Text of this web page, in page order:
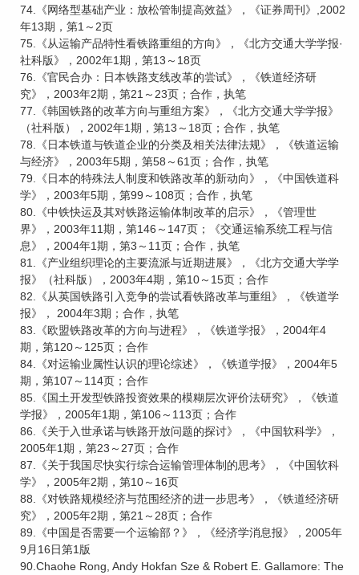
74.《网络型基础产业：放松管制提高效益》，《证券周刊》,2002
年13期，第1～2页
75.《从运输产品特性看铁路重组的方向》，《北方交通大学学报·
社科版》，2002年1期，第13～18页
76.《官民合办：日本铁路支线改革的尝试》，《铁道经济研
究》，2003年2期，第21～23页；合作，执笔
77.《韩国铁路的改革方向与重组方案》，《北方交通大学学报》
（社科版），2002年1期，第13～18页；合作，执笔
78.《日本铁道与铁道企业的分类及相关法律法规》，《铁道运输
与经济》，2003年5期，第58～61页；合作，执笔
79.《日本的特殊法人制度和铁路改革的新动向》，《中国铁道科
学》，2003年5期，第99～108页；合作，执笔
80.《中铁快运及其对铁路运输体制改革的启示》，《管理世
界》，2003年11期，第146～147页；《交通运输系统工程与信
息》，2004年1期，第3～11页；合作，执笔
81.《产业组织理论的主要流派与近期进展》，《北方交通大学学
报》（社科版），2003年4期，第10～15页；合作
82.《从英国铁路引入竞争的尝试看铁路改革与重组》，《铁道学
报》， 2004年3期；合作，执笔
83.《欧盟铁路改革的方向与进程》，《铁道学报》，2004年4
期，第120～125页；合作
84.《对运输业属性认识的理论综述》，《铁道学报》，2004年5
期，第107～114页；合作
85.《国土开发型铁路投资效果的模糊层次评价法研究》，《铁道
学报》，2005年1期，第106～113页；合作
86.《关于入世承诺与铁路开放问题的探讨》，《中国软科学》，
2005年1期，第23～27页；合作
87.《关于我国尽快实行综合运输管理体制的思考》，《中国软科
学》，2005年2期，第10～16页
88.《对铁路规模经济与范围经济的进一步思考》，《铁道经济研
究》，2005年2期，第21～28页；合作
89.《中国是否需要一个运输部？》，《经济学消息报》，2005年
9月16日第1版
90.Chaohe Rong, Andy Hokfan Sze & Robert E. Gallamore: The